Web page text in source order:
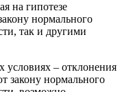
на гипотезе
нормального
так и другими
условиях – отклонения
закону нормального